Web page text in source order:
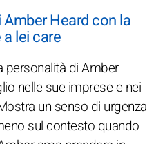
Heard con la
lei care
personalità di Amber
nelle sue imprese e nei
un senso di urgenza
sul contesto quando